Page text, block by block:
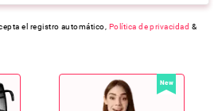
el registro automático, Política de privacidad &
New